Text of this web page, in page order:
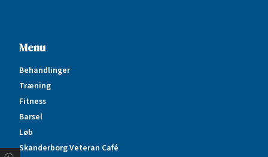
Menu
Behandlinger
Træning
Fitness
Barsel
Løb
Skanderborg Veteran Café